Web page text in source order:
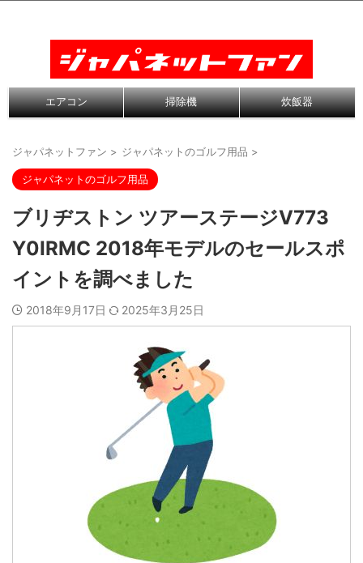
エアコン 掃除機 炊飯器
ジャパネットファン > ジャパネットのゴルフ用品 >
ジャパネットのゴルフ用品
ブリヂストン ツアーステージV773
Y0IRMC 2018年モデルのセールスポ
イントを調べました
2018年9月17日 2025年3月25日